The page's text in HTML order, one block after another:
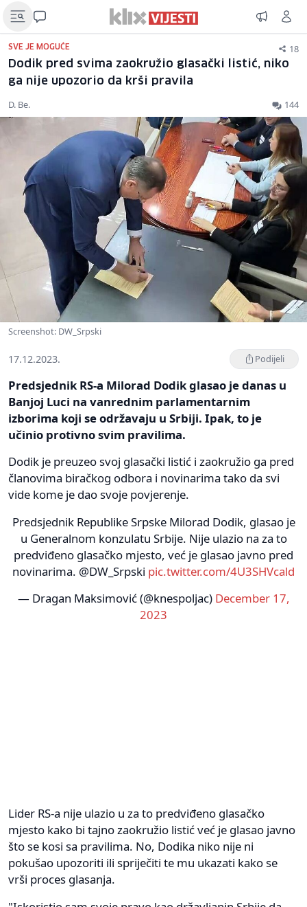
SVE JE MOGUĆE 18
Dodik pred svima zaokružio glasački listić, niko
ga nije upozorio da krši pravila
D. Be. 144
Screenshot: DW_Srpski
17.12.2023. Podijeli
Predsjednik RS-a Milorad Dodik glasao je danas u
Banjoj Luci na vanrednim parlamentarnim
izborima koji se održavaju u Srbiji. Ipak, to je
učinio protivno svim pravilima.
Dodik je preuzeo svoj glasački listić i zaokružio ga pred
članovima biračkog odbora i novinarima tako da svi
vide kome je dao svoje povjerenje.
Predsjednik Republike Srpske Milorad Dodik, glasao je
u Generalnom konzulatu Srbije. Nije ulazio na za to
predviđeno glasačko mjesto, već je glasao javno pred
novinarima. @DW_Srpski pic.twitter.com/4U3SHVcald
— Dragan Maksimović (@knespoljac) December 17,
2023
Lider RS-a nije ulazio u za to predviđeno glasačko
mjesto kako bi tajno zaokružio listić već je glasao javno
što se kosi sa pravilima. No, Dodika niko nije ni
pokušao upozoriti ili spriječiti te mu ukazati kako se
vrši proces glasanja.